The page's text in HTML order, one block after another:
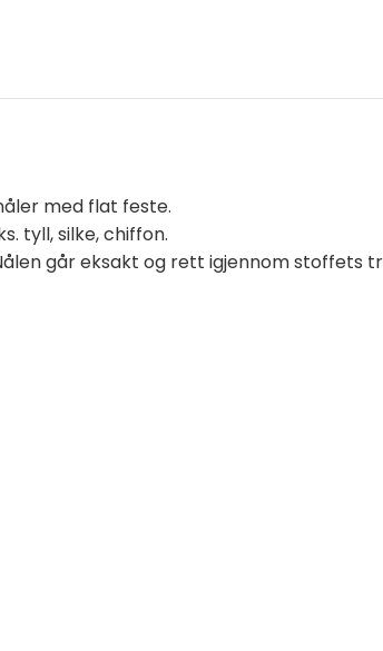
med flat feste.
tyll, silke, chiffon.
går eksakt og rett igjennom